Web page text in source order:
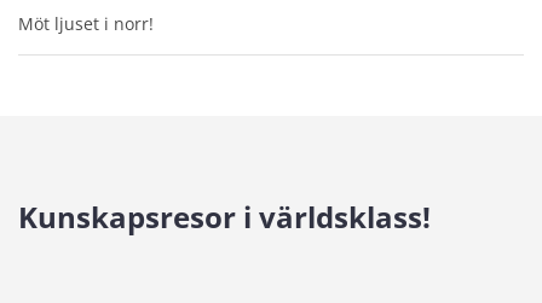
Möt ljuset i norr!
Kunskapsresor i världsklass!